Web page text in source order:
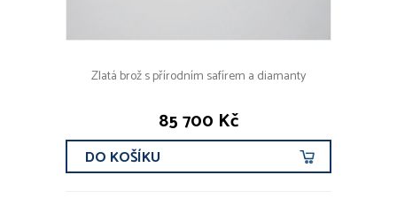
Zlatá brož s přírodním safírem a diamanty
85 700 Kč
DO KOŠÍKU